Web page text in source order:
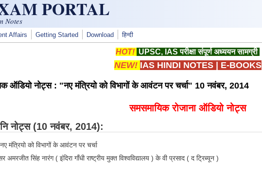
PORTAL
Notes
Affairs Getting Started Download हिन्दी
HOT! UPSC, IAS परीक्षा संपूर्ण अध्ययन सामग्री
NEW! IAS HINDI NOTES| E-BOOKS
ऑडियो नोट्स : "नए मंत्रियो को विभागों के आवंटन पर चर्चा" 10 नवंबर, 2014
समसमायिक रोजाना ऑडियो नोट्स
नोट्स (10 नवंबर, 2014):
नए मंत्रियो को विभागों के आवंटन पर चर्चा
अमरजीत सिंह नारंग ( इंदिरा गाँधी राष्ट्रीय मुक्त विश्वविद्यालय ) के वी प्रसाद ( द ट्रिब्यून )